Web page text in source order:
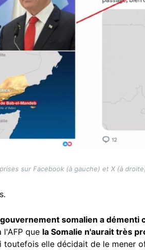
sur Facebook (à gauche) et X (à
somalien a démenti
que la Somalie n'aurait très
toutefois elle décidait de le mener